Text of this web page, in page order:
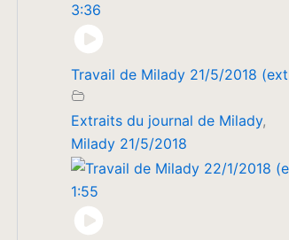
3:36
Travail de Milady 21/5/2018
Extraits du journal de Milady,
Milady 21/5/2018
1:55